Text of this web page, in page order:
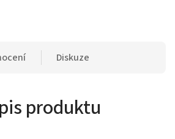
Diskuze
produktu